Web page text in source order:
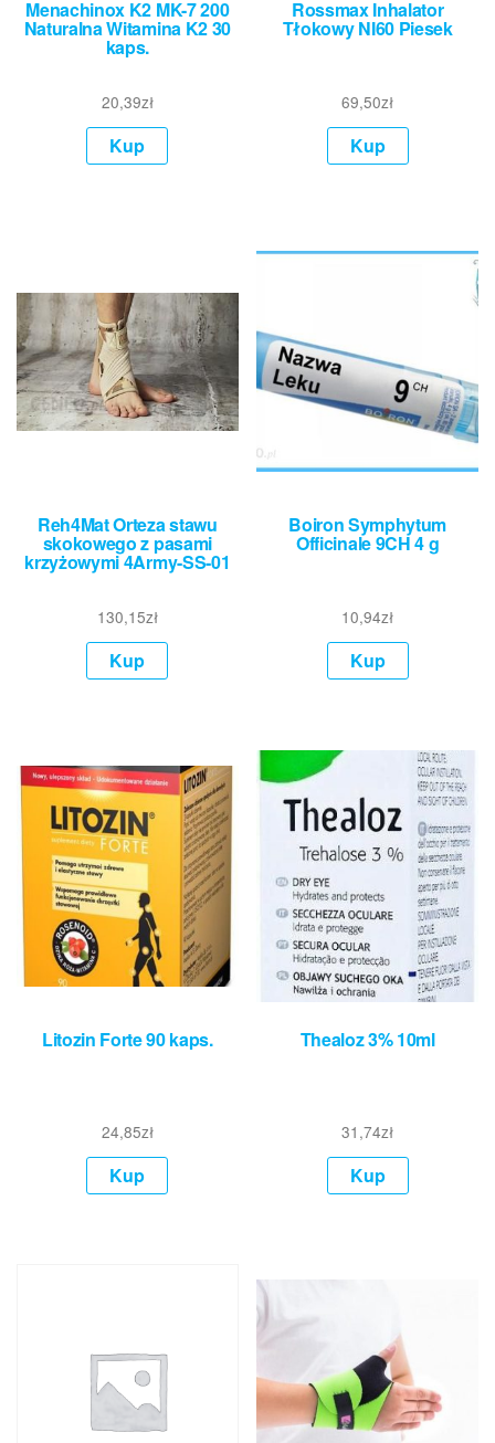
Menachinox K2 MK-7 200
Naturalna Witamina K2 30
kaps.
20,39zł
Kup
Rossmax Inhalator
Tłokowy NI60 Piesek
69,50zł
Kup
Reh4Mat Orteza stawu
skokowego z pasami
krzyżowymi 4Army-SS-01
130,15zł
Kup
Boiron Symphytum
Officinale 9CH 4 g
10,94zł
Kup
Litozin Forte 90 kaps.
24,85zł
Kup
Thealoz 3% 10ml
31,74zł
Kup